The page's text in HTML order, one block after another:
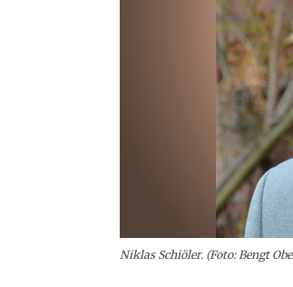
Niklas Schiöler. (Foto: Bengt